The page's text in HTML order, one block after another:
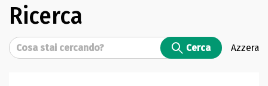
Ricerca
Cerca Cerca Azzera